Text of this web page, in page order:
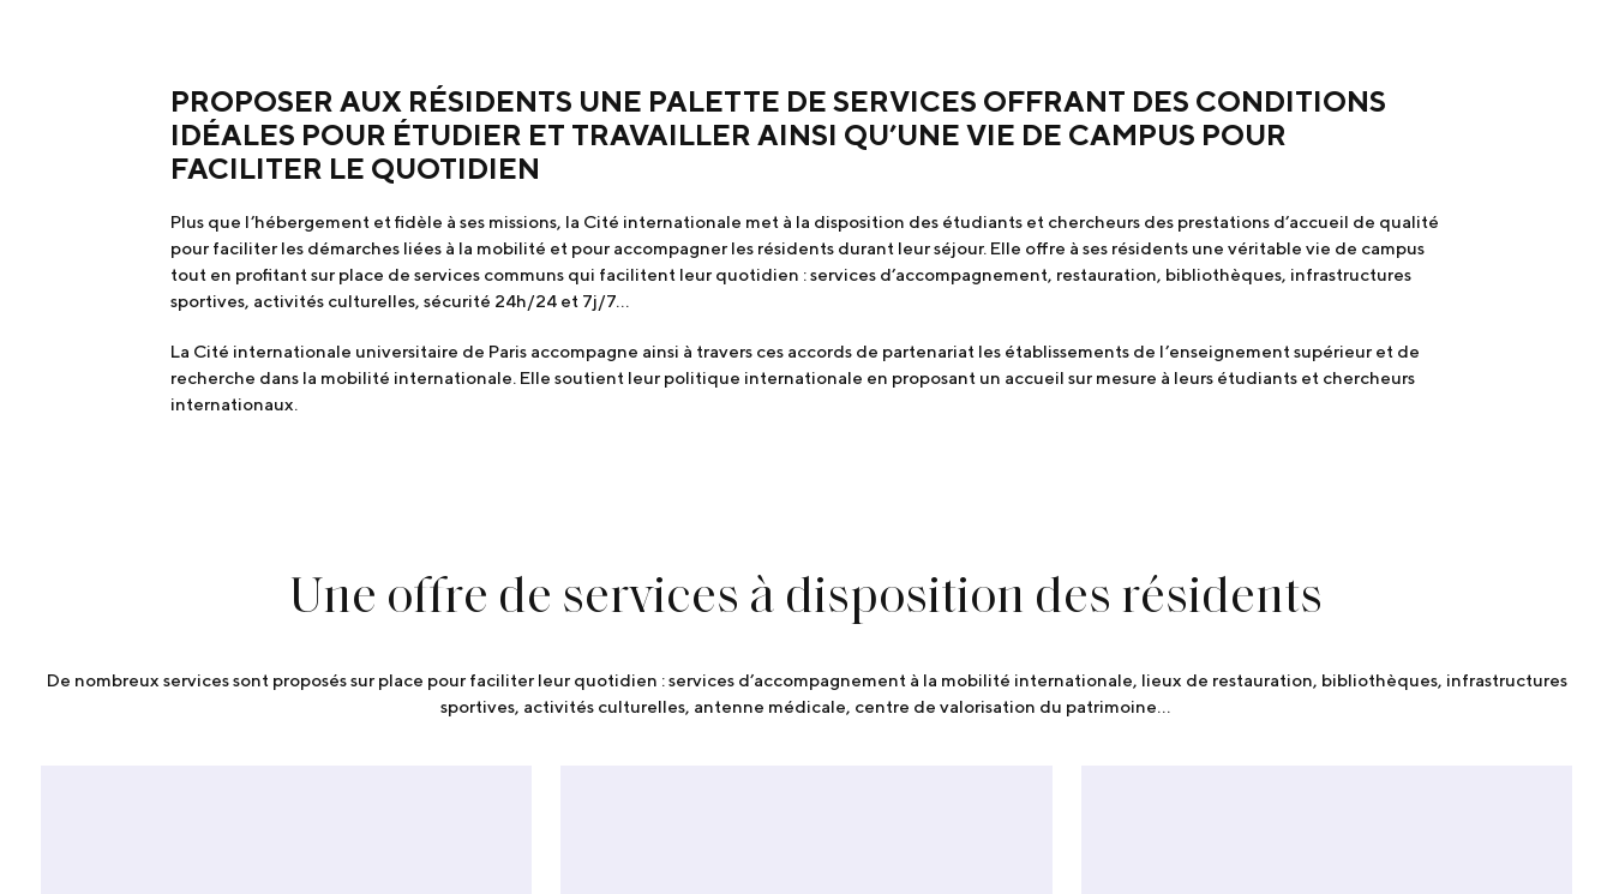
PROPOSER AUX RÉSIDENTS UNE PALETTE DE SERVICES OFFRANT DES CONDITIONS
IDÉALES POUR ÉTUDIER ET TRAVAILLER AINSI QU’UNE VIE DE CAMPUS POUR
FACILITER LE QUOTIDIEN
Plus que l’hébergement et fidèle à ses missions, la Cité internationale met à la disposition des étudiants et chercheurs des prestations d’accueil de qualité
pour faciliter les démarches liées à la mobilité et pour accompagner les résidents durant leur séjour. Elle offre à ses résidents une véritable vie de campus
tout en profitant sur place de services communs qui facilitent leur quotidien : services d’accompagnement, restauration, bibliothèques, infrastructures
sportives, activités culturelles, sécurité 24h/24 et 7j/7…
La Cité internationale universitaire de Paris accompagne ainsi à travers ces accords de partenariat les établissements de l’enseignement supérieur et de
recherche dans la mobilité internationale. Elle soutient leur politique internationale en proposant un accueil sur mesure à leurs étudiants et chercheurs
internationaux.
Une offre de services à disposition des résidents
De nombreux services sont proposés sur place pour faciliter leur quotidien : services d’accompagnement à la mobilité internationale, lieux de restauration, bibliothèques, infrastructures
sportives, activités culturelles, antenne médicale, centre de valorisation du patrimoine…